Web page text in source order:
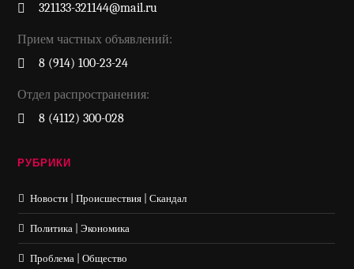
321133-321144@mail.ru
Прием частных объявлений:
8 (914) 100-23-24
Отдел распространения:
8 (4112) 300-028
РУБРИКИ
Новости | Происшествия | Скандал
Политика | Экономика
Проблема | Общество